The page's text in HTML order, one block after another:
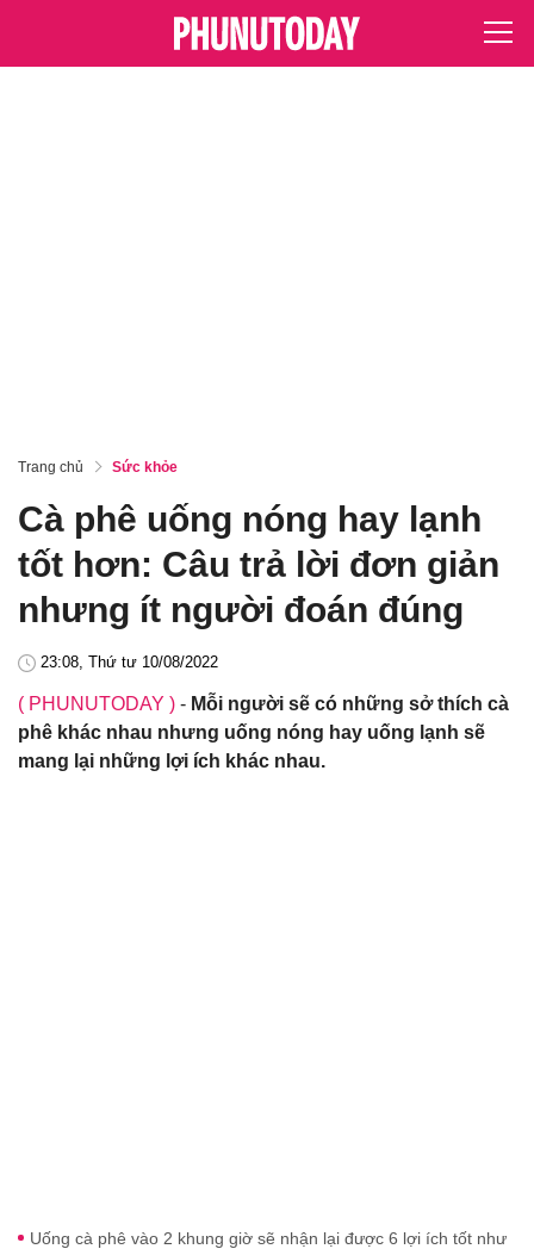
Trang chủ Sức khỏe
Cà phê uống nóng hay lạnh
tốt hơn: Câu trả lời đơn giản
nhưng ít người đoán đúng
23:08, Thứ tư 10/08/2022
( PHUNUTODAY ) - Mỗi người sẽ có những sở thích cà
phê khác nhau nhưng uống nóng hay uống lạnh sẽ
mang lại những lợi ích khác nhau.
Uống cà phê vào 2 khung giờ sẽ nhận lại được 6 lợi ích tốt như